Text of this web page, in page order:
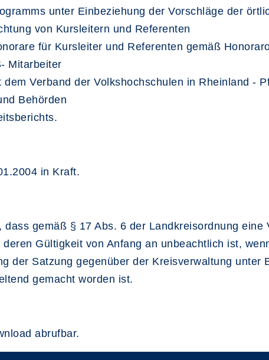
unter Einbeziehung der Vorschläge der
von Kursleitern und Referenten
für Kursleiter und Referenten gemäß
Mitarbeiter
Verband der Volkshochschulen in Rheinland -
Behörden
in Kraft.
gemäß § 17 Abs. 6 der Landkreisordnung
Gültigkeit von Anfang an unbeachtlich ist,
der Satzung gegenüber der Kreisverwaltung unter
gemacht worden ist.
abrufbar.